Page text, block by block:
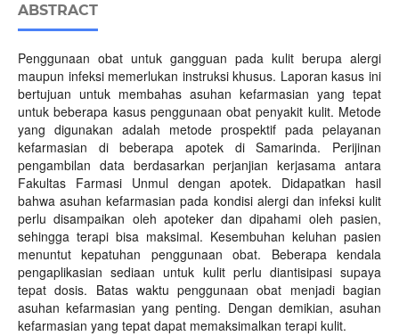
ABSTRACT
Penggunaan obat untuk gangguan pada kulit berupa alergi
maupun infeksi memerlukan instruksi khusus. Laporan kasus ini
bertujuan untuk membahas asuhan kefarmasian yang tepat
untuk beberapa kasus penggunaan obat penyakit kulit. Metode
yang digunakan adalah metode prospektif pada pelayanan
kefarmasian di beberapa apotek di Samarinda. Perijinan
pengambilan data berdasarkan perjanjian kerjasama antara
Fakultas Farmasi Unmul dengan apotek. Didapatkan hasil
bahwa asuhan kefarmasian pada kondisi alergi dan infeksi kulit
perlu disampaikan oleh apoteker dan dipahami oleh pasien,
sehingga terapi bisa maksimal. Kesembuhan keluhan pasien
menuntut kepatuhan penggunaan obat. Beberapa kendala
pengaplikasian sediaan untuk kulit perlu diantisipasi supaya
tepat dosis. Batas waktu penggunaan obat menjadi bagian
asuhan kefarmasian yang penting. Dengan demikian, asuhan
kefarmasian yang tepat dapat memaksimalkan terapi kulit.